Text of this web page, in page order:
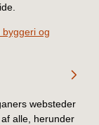
og
websteder
alle, herunder